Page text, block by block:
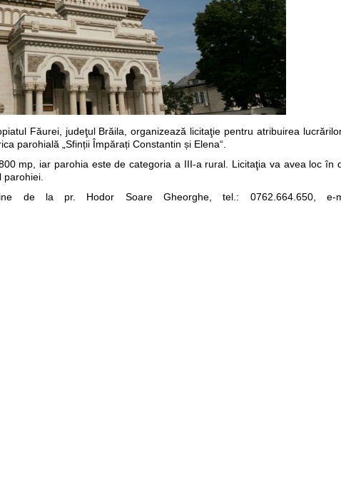
Făurei, judeţul Brăila, organizează licitaţie pentru atribuirea
parohială „Sfinții Împărați Constantin și Elena“.
mp, iar parohia este de categoria a III-a rural. Licitaţia va avea loc în
de la pr. Hodor Soare Gheorghe, tel.: 0762.664.650, e-